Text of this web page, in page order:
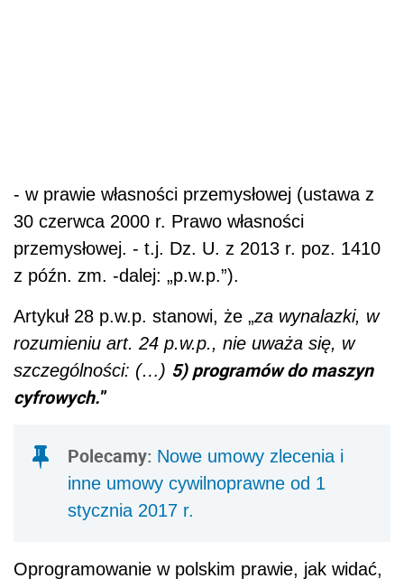
- w prawie własności przemysłowej (ustawa z
30 czerwca 2000 r. Prawo własności
przemysłowej. - t.j. Dz. U. z 2013 r. poz. 1410
z późn. zm. -dalej: „p.w.p.”).
Artykuł 28 p.w.p. stanowi, że „za wynalazki, w
rozumieniu art. 24 p.w.p., nie uważa się, w
szczególności: (…) 5) programów do maszyn
cyfrowych.”
Polecamy: Nowe umowy zlecenia i
inne umowy cywilnoprawne od 1
stycznia 2017 r.
Oprogramowanie w polskim prawie, jak widać,